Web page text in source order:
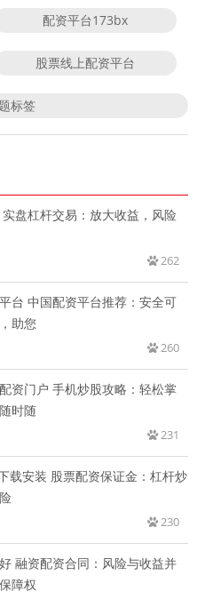
配资平台173bx
股票线上配资平台
标签
盘杠杆交易：放大收益，风险
262
台 中国配资平台推荐：安全可
助您
260
资门户 手机炒股攻略：轻松掌
时随
231
载安装 股票配资保证金：杠杆炒
230
融资配资合同：风险与收益并
障权